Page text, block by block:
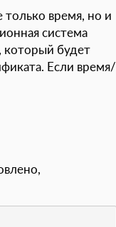
только время, но и
система
который будет
Если время/